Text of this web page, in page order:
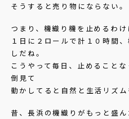
そうすると売り物にならない。
つまり、機織り機を止めるわけ
１日に２ロールで計１０時間
しだね。
こうやって毎日、止めること
倒見て
動かしてると自然と生活リズム
昔、長浜の機織りがもっと盛